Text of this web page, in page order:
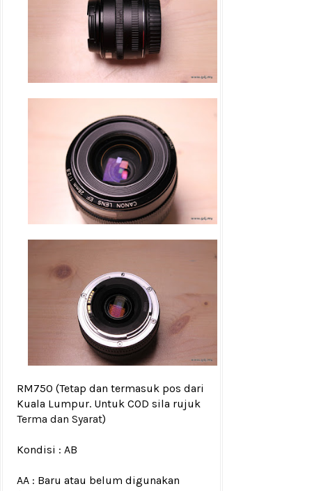
RM750 (Tetap dan termasuk pos dari
Kuala Lumpur. Untuk COD sila rujuk
Terma dan Syarat)
Kondisi : AB
AA : Baru atau belum digunakan